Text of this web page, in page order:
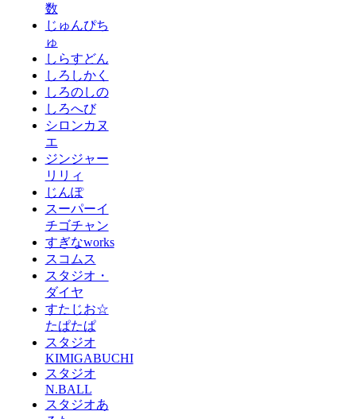
数
じゅんぴち
ゅ
しらすどん
しろしかく
しろのしの
しろへび
シロンカヌ
エ
ジンジャー
リリィ
じんぽ
スーパーイ
チゴチャン
すぎなworks
スコムス
スタジオ・
ダイヤ
すたじお☆
たぱたぱ
スタジオ
KIMIGABUCHI
スタジオ
N.BALL
スタジオあ